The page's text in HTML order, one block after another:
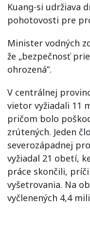
Kuang-si udržiava
pohotovosti pre
Minister vodných
že „bezpečnosť
ohrozená”.
V centrálnej
vietor vyžiadali 11
pričom bolo
zrútených. Jeden
severozápadnej
vyžiadal 21 obetí,
práce skončili,
vyšetrovania. Na
vyčlenených 4,4